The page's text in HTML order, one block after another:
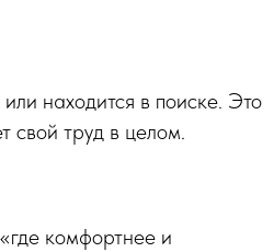
находится в поиске. Это
свой труд в целом.
комфортнее и